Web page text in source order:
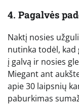
4. Pagalvės
Naktį nosies
nutinka todėl,
į galvą ir nosies
Miegant ant
apie 30 laipsnių
paburkimas